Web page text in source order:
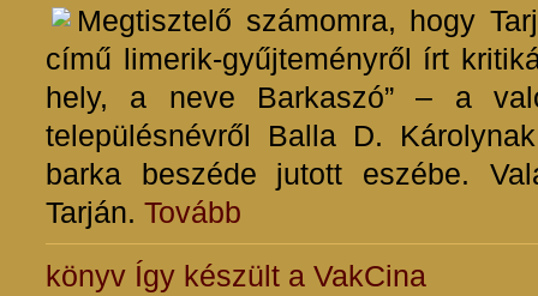
Megtisztelő számomra, hogy
című limerik-gyűjteményről írt
hely, a neve Barkaszó” – a
településnévről Balla D.
barka beszéde jutott eszébe.
Tarján. Tovább
könyv Így készült a VakCina